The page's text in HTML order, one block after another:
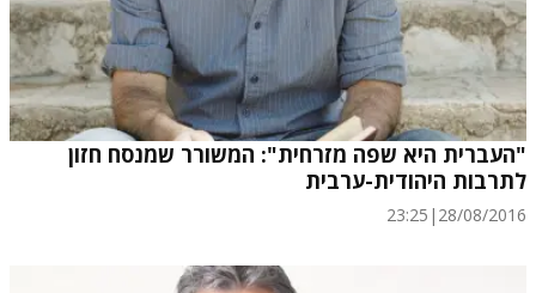
"העברית היא שפה מזרחית": המשורר שמנסח חזון
לתרבות היהודית-ערבית
28/08/2016
|
23:25